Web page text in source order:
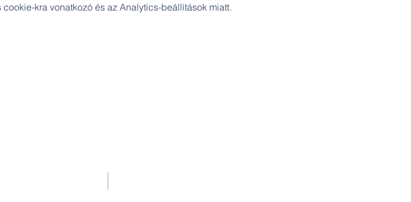
kra vonatkozó és az Analytics-beállítások miatt.